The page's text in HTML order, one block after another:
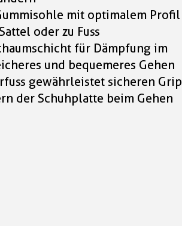
mit optimalem Profil
oder zu Fuss
für Dämpfung im
und bequemeres Gehen
gewährleistet sicheren Grip
der Schuhplatte beim Gehen